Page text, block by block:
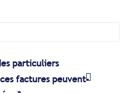
particuliers
factures peuvent-